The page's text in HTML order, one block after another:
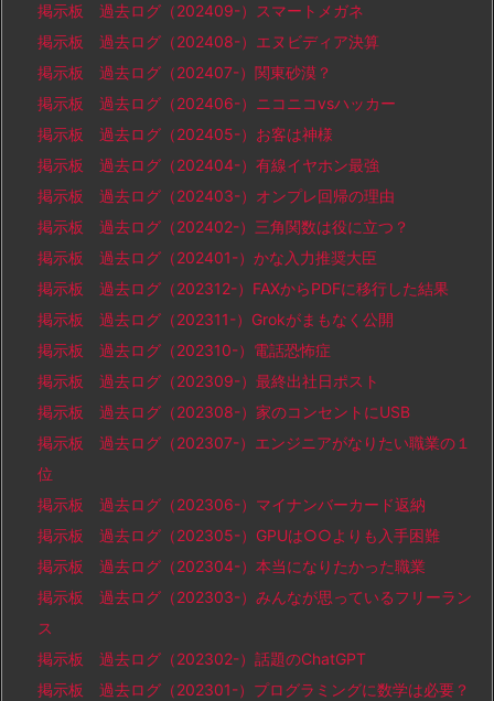
掲示板 過去ログ（202409-）スマートメガネ
掲示板 過去ログ（202408-）エヌビディア決算
掲示板 過去ログ（202407-）関東砂漠？
掲示板 過去ログ（202406-）ニコニコvsハッカー
掲示板 過去ログ（202405-）お客は神様
掲示板 過去ログ（202404-）有線イヤホン最強
掲示板 過去ログ（202403-）オンプレ回帰の理由
掲示板 過去ログ（202402-）三角関数は役に立つ？
掲示板 過去ログ（202401-）かな入力推奨大臣
掲示板 過去ログ（202312-）FAXからPDFに移行した結果
掲示板 過去ログ（202311-）Grokがまもなく公開
掲示板 過去ログ（202310-）電話恐怖症
掲示板 過去ログ（202309-）最終出社日ポスト
掲示板 過去ログ（202308-）家のコンセントにUSB
掲示板 過去ログ（202307-）エンジニアがなりたい職業の１
位
掲示板 過去ログ（202306-）マイナンバーカード返納
掲示板 過去ログ（202305-）GPUは○○よりも入手困難
掲示板 過去ログ（202304-）本当になりたかった職業
掲示板 過去ログ（202303-）みんなが思っているフリーラン
ス
掲示板 過去ログ（202302-）話題のChatGPT
掲示板 過去ログ（202301-）プログラミングに数学は必要？